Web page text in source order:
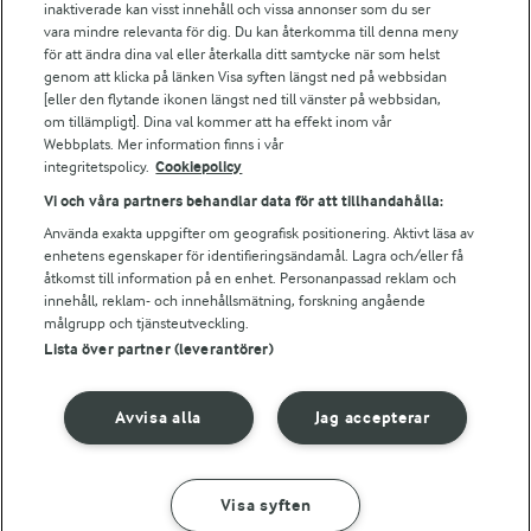
Arla webbshop
Bildbank
Följ oss
© 2026 Arla Foods
Integritetspolicy
inaktiverade kan visst innehåll och vissa annonser som du ser
vara mindre relevanta för dig. Du kan återkomma till denna meny
för att ändra dina val eller återkalla ditt samtycke när som helst
genom att klicka på länken Visa syften längst ned på webbsidan
[eller den flytande ikonen längst ned till vänster på webbsidan,
om tillämpligt]. Dina val kommer att ha effekt inom vår
Webbplats. Mer information finns i vår
integritetspolicy. Cookiepolicy
Vi och våra partners behandlar data för att tillhandahålla:
Använda exakta uppgifter om geografisk positionering. Aktivt läsa av
enhetens egenskaper för identifieringsändamål. Lagra och/eller få
åtkomst till information på en enhet. Personanpassad reklam och
innehåll, reklam- och innehållsmätning, forskning angående
målgrupp och tjänsteutveckling.
Lista över partner (leverantörer)
Jag accepterar
Avvisa alla
Visa syften